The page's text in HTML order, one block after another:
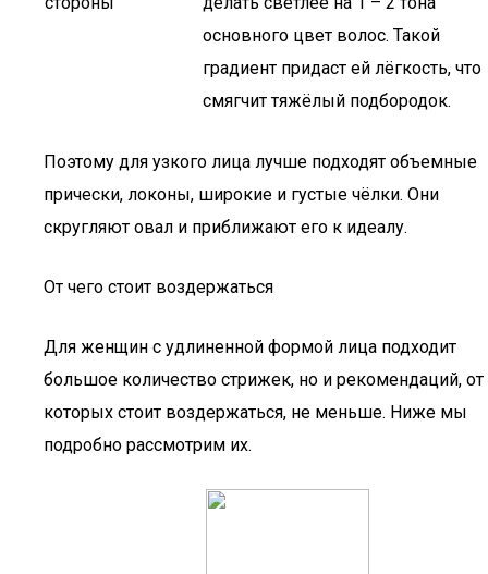
основного цвет волос. Такой
градиент придаст ей лёгкость, что
смягчит тяжёлый подбородок.
Поэтому для узкого лица лучше подходят объемные
прически, локоны, широкие и густые чёлки. Они
скругляют овал и приближают его к идеалу.
От чего стоит воздержаться
Для женщин с удлиненной формой лица подходит
большое количество стрижек, но и рекомендаций, от
которых стоит воздержаться, не меньше. Ниже мы
подробно рассмотрим их.